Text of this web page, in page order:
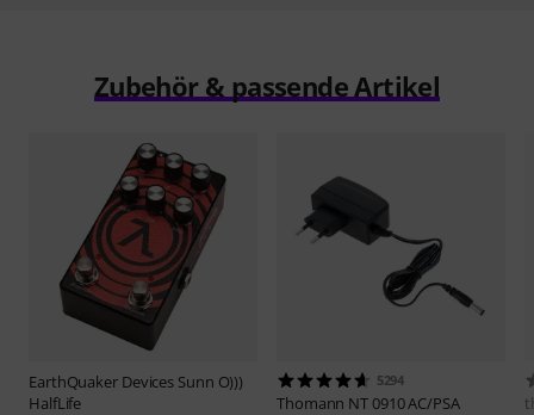
Zubehör & passende Artikel
EarthQuaker Devices Sunn O)))
HalfLife
5294
Thomann NT 0910 AC/PSA